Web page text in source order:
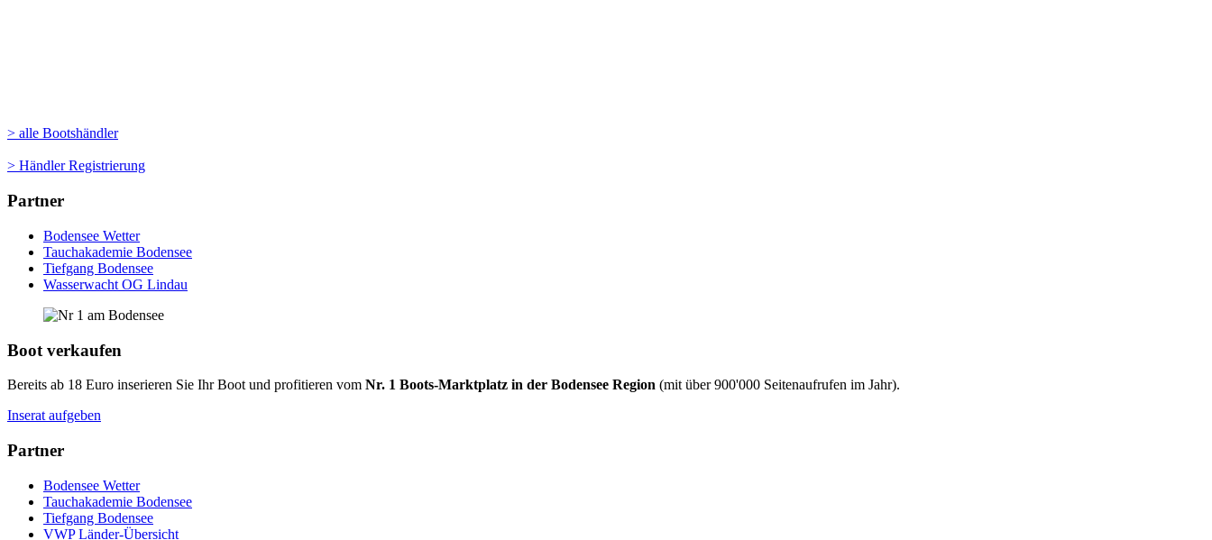
> alle Bootshändler
> Händler Registrierung
Partner
Bodensee Wetter
Tauchakademie Bodensee
Tiefgang Bodensee
Wasserwacht OG Lindau
Boot verkaufen
Bereits ab 18 Euro inserieren Sie Ihr Boot und profitieren vom Nr. 1 Boots-Marktplatz in der Bodensee Region (mit über 900'000 Seitenaufrufen im Jahr).
Inserat aufgeben
Partner
Bodensee Wetter
Tauchakademie Bodensee
Tiefgang Bodensee
VWP Länder-Übersicht